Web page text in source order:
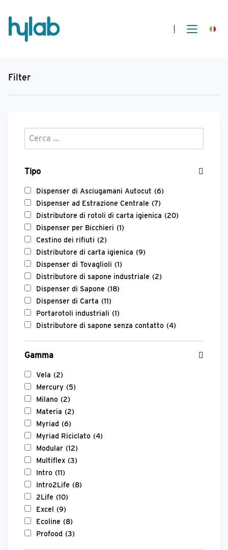
Filter
Tipo
Dispenser di Asciugamani Autocut (6)
Dispenser ad Estrazione Centrale (7)
Distributore di rotoli di carta igienica (20)
Dispenser per Bicchieri (1)
Cestino dei rifiuti (2)
Distributore di carta igienica (9)
Dispenser di Tovaglioli (1)
Distributore di sapone industriale (2)
Dispenser di Sapone (18)
Dispenser di Carta (11)
Portarotoli industriali (1)
Distributore di sapone senza contatto (4)
Gamma
Vela (2)
Mercury (5)
Milano (2)
Materia (2)
Myriad (6)
Myriad Riciclato (4)
Modular (12)
Multiflex (3)
Intro (11)
Intro2Life (8)
2Life (10)
Excel (9)
Ecoline (8)
Profood (3)